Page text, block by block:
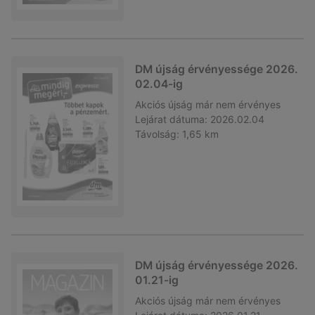
DM újság érvényessége 2026.
02.04-ig
Akciós újság már nem érvényes
Lejárat dátuma: 2026.02.04
Távolság: 1,65 km
DM újság érvényessége 2026.
01.21-ig
Akciós újság már nem érvényes